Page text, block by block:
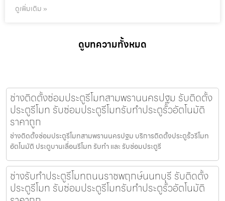
ดูเพิ่มเติม »
ดูบทความทั้งหมด
ช่างติดตั้งซ่อมประตูรีโมทสามพรานนครปฐม รับติดตั้ง
ประตูรีโมท รับซ่อมประตูรีโมทรับทำประตูรั้วอัตโนมัติ
ราคาถูก
ช่างติดตั้งซ่อมประตูรีโมทสามพรานนครปฐม บริการติดตั้งประตูรั้วรีโมท
อัตโนมัติ ประตูบานเลื่อนรีโมท รับทำ และ รับซ่อมประตูรี
ช่างรับทำประตูรีโมทถนนราชพฤกษ์นนทบุรี รับติดตั้ง
ประตูรีโมท รับซ่อมประตูรีโมทรับทำประตูรั้วอัตโนมัติ